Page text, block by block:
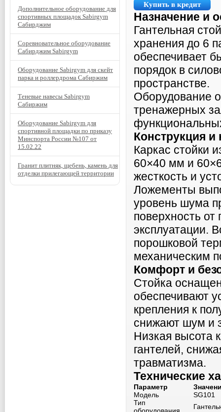
Купить в кредит
Назначение и
Гантельная
хранения до 6
обеспечивает
порядок в
пространстве.
Оборудование
тренажерных
Конструкция и
Каркас стойки
60×40 мм и
жесткость и
Ложементы
уровень шума
поверхность
эксплуатации.
порошковой
механическим
Комфорт и
Стойка
обеспечивают
крепления к
снижают шум и
Низкая высота
гантелей,
травматизма.
Технические
Параметр
Модель
SG101
Тип
Дополнительное оборудование для
спортивных площадок Sabirgym
Сабирджим
Соревновательное оборудование
Сабирджим Sabirgym
Оборудование Sabirgym для скейт
парка и роллердрома Сабиржим
Теневые навесы Sabirgym
Сабиржим
Оборудование Sabirgym для
спортивной площадки по приказу
Минспорта России №107 от
15.02.22
Гранит плитняк, щебень, камень для
отделки прилегающей территории